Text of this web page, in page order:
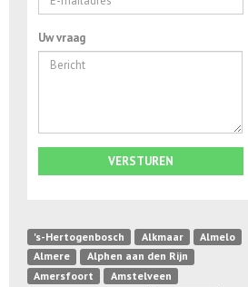
Uw vraag
VERSTUREN
's-Hertogenbosch Alkmaar
Almelo
Almere
Alphen aan den Rijn
Amersfoort
Amstelveen